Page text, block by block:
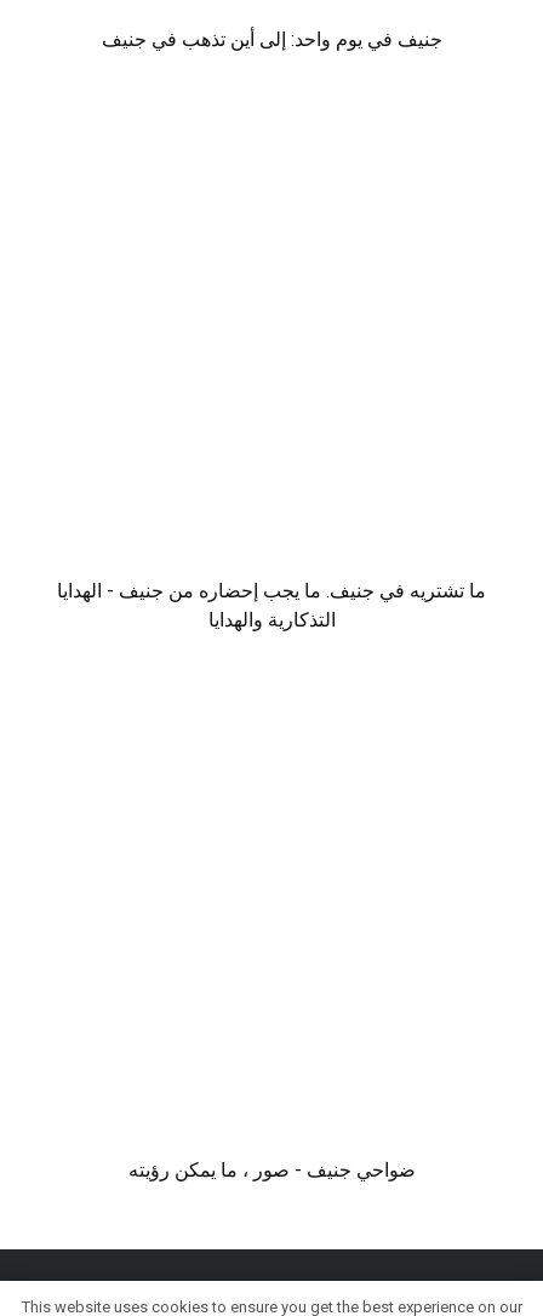
جنيف في يوم واحد: إلى أين تذهب في جنيف
ما تشتريه في جنيف. ما يجب إحضاره من جنيف - الهدايا
التذكارية والهدايا
ضواحي جنيف - صور ، ما يمكن رؤيته
This website uses cookies to ensure you get the best experience on our